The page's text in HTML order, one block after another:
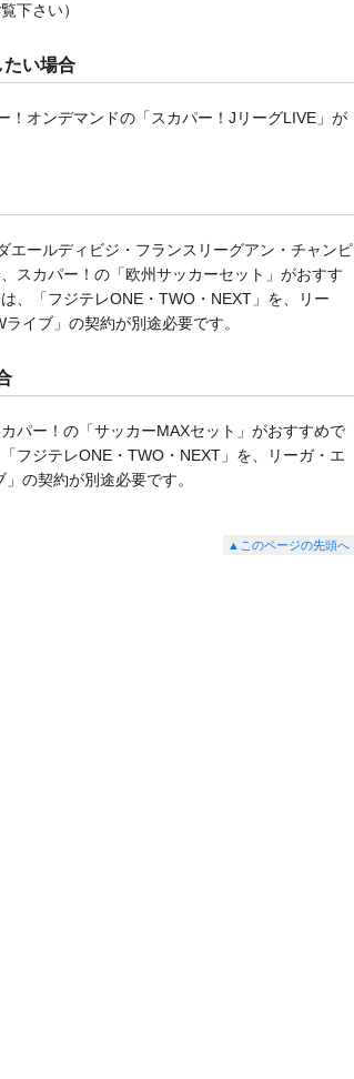
下さい）
い場合
！オンデマンドの「スカパー！JリーグLIVE」が
エールディビジ・フランスリーグアン・チャンピ
スカパー！の「欧州サッカーセット」がおすす
、「フジテレONE・TWO・NEXT」を、リー
イブ」の契約が別途必要です。
パー！の「サッカーMAXセット」がおすすめで
フジテレONE・TWO・NEXT」を、リーガ・エ
の契約が別途必要です。
▲このページの先頭へ